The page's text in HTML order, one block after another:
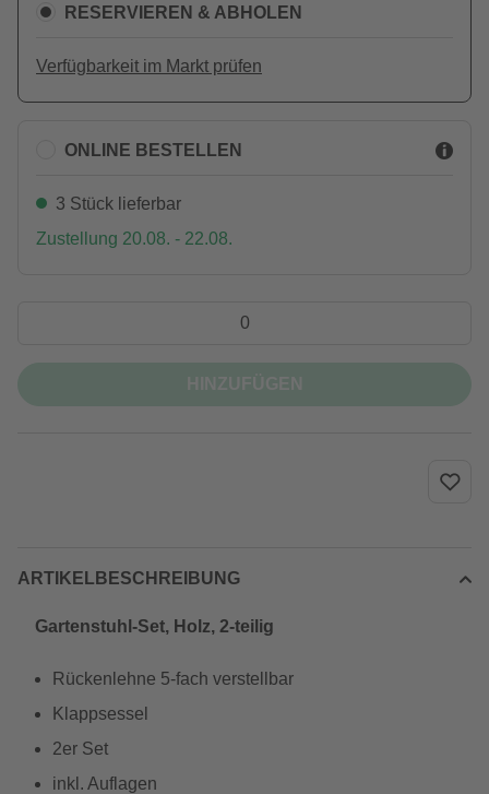
RESERVIEREN & ABHOLEN
Verfügbarkeit im Markt prüfen
ONLINE BESTELLEN
3 Stück lieferbar
Zustellung 20.08. - 22.08.
ARTIKELBESCHREIBUNG
Gartenstuhl-Set, Holz, 2-teilig
Rückenlehne 5-fach verstellbar
Klappsessel
2er Set
inkl. Auflagen